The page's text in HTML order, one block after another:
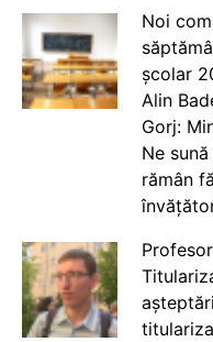
Noi
școlar
Alin
Gorj:
Ne
rămân